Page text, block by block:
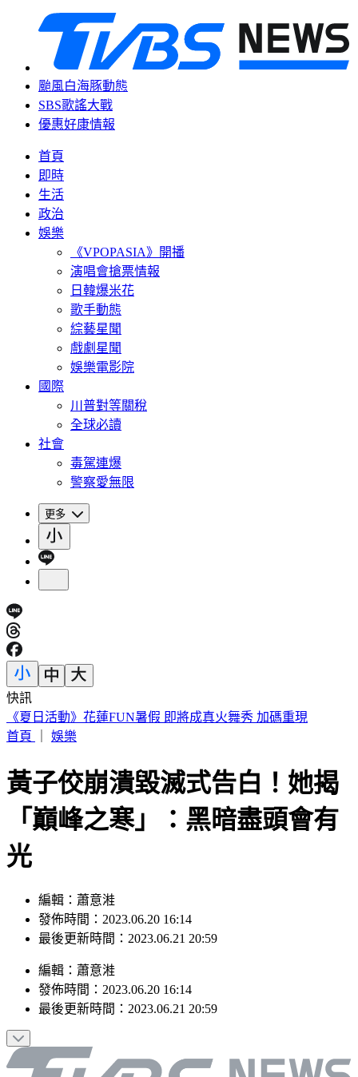
颱風白海豚動態
SBS歌謠大戰
優惠好康情報
首頁
即時
生活
政治
娛樂
《VPOPASIA》開播
演唱會搶票情報
日韓爆米花
歌手動態
綜藝星聞
戲劇星聞
娛樂電影院
國際
川普對等關稅
全球必讀
社會
毒駕連爆
警察愛無限
更多
快訊
7月去過好萊塢環球影城小心！麻疹患者這天曾入園 恐暴露
風險
黃子佼崩潰毀滅式告白！她揭
「巔峰之寒」：黑暗盡頭會有
光
編輯：蕭意溎
發佈時間：2023.06.20 16:14
編輯：蕭意溎
發佈時間：2023.06.20 16:14